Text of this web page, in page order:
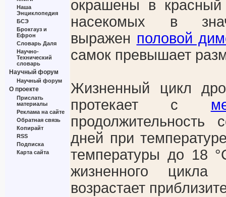
Наша
Энциклопедия
БСЭ
Брокгауз и
Ефрон
Словарь Даля
Научно-
Технический
словарь
Научный форум
Научный форум
О проекте
Прислать
материалы
Реклама на сайте
Обратная связь
Копирайт
RSS
Подписка
Карта сайта
окрашены в
насекомых в
выражен половой
самок превышает
Жизненный цикл
протекает с
продолжительность
дней при
температуры до 18
жизненного
возрастает